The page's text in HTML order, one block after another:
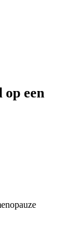
op een